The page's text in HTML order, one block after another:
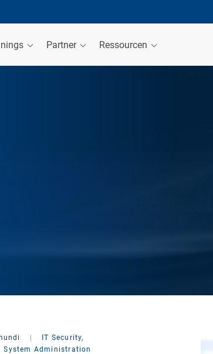
Partner Ressourcen
IT Security,
System Administration